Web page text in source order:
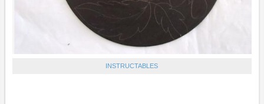
INSTRUCTABLES